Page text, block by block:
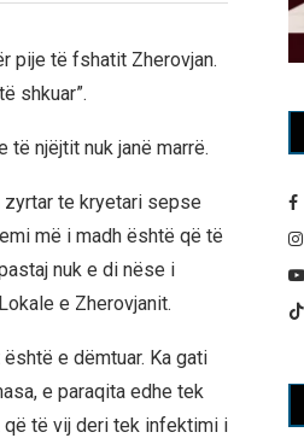
pije të fshatit Zherovjan.
shkuar”.
të njëjtit nuk janë marrë.
zyrtar te kryetari sepse
më i madh është që të
nuk e di nëse i
e Zherovjanit.
e dëmtuar. Ka gati
e paraqita edhe tek
që të vij deri tek infektimi i